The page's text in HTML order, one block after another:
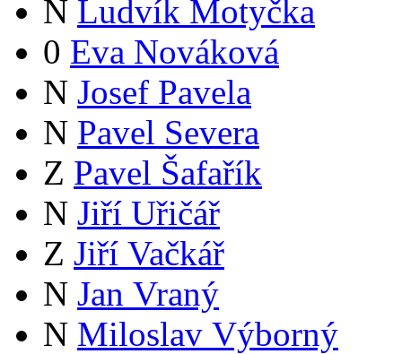
N Ludvík Motyčka
0 Eva Nováková
N Josef Pavela
N Pavel Severa
Z Pavel Šafařík
N Jiří Uřičář
Z Jiří Vačkář
N Jan Vraný
N Miloslav Výborný